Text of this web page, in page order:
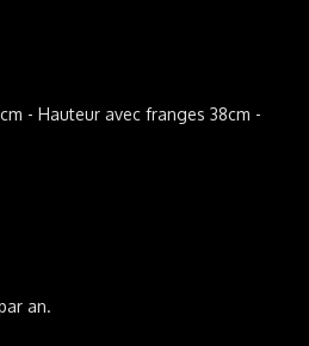
- Hauteur avec franges 38cm -
an.